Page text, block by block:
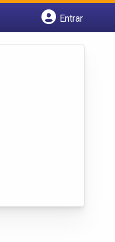
Entrar